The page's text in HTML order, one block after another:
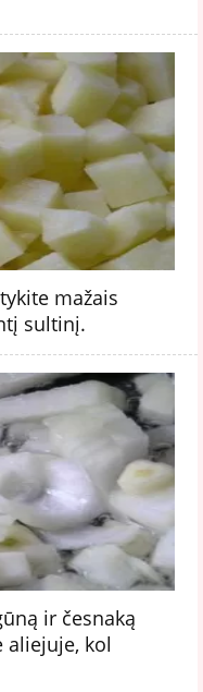
mažais
sultinį.
ir česnaką
aliejuje, kol